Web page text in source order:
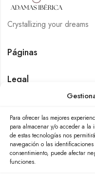
Para ofrecer las mejores
para almacenar y/o acceder a la
de estas tecnologías nos
navegación o las
consentimiento, puede afectar
funciones.
Crystallizing your dreams
Páginas
Legal